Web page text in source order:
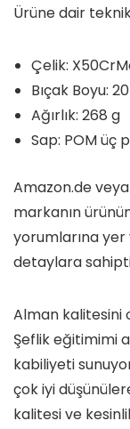
Ürüne dair
Çelik:
Bıçak Boyu:
Ağırlık: 268 g
Sap: POM üç
Amazon.de
markanın
yorumlarına
detaylara
Alman kalitesini
Şeflik eğitimimi
kabiliyeti
çok iyi
kalitesi ve